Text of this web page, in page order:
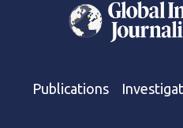
Publications